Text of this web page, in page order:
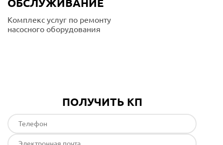
ОБСЛУЖИВАНИЕ
Комплекс услуг по ремонту
насосного оборудования
ПОЛУЧИТЬ КП